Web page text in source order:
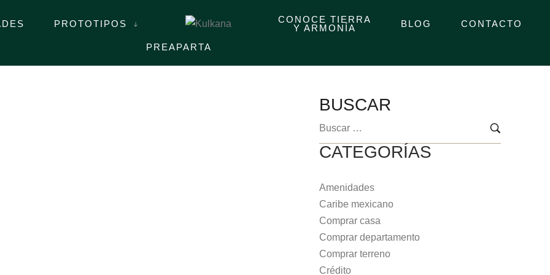
PROTOTIPOS
CONOCE TIERRA
Y ARMONÍA
BLOG CONTACTO
PREAPARTA
BUSCAR
CATEGORÍAS
Amenidades
Caribe mexicano
Comprar casa
Comprar departamento
Comprar terreno
Crédito